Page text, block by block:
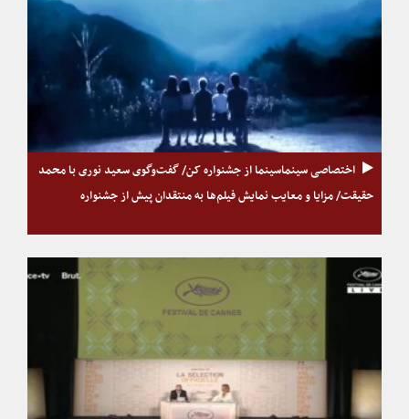
اختصاصی سینماسینما از جشنواره کن/ گفت‌وگوی سعید نوری با محمد
حقیقت/ مزایا و معایب نمایش فیلم‌ها به منتقدان پیش از جشنواره